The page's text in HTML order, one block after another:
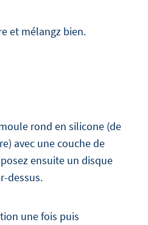
et mélangz bien.
rond en silicone (de
avec une couche de
ensuite un disque
dessus.
une fois puis